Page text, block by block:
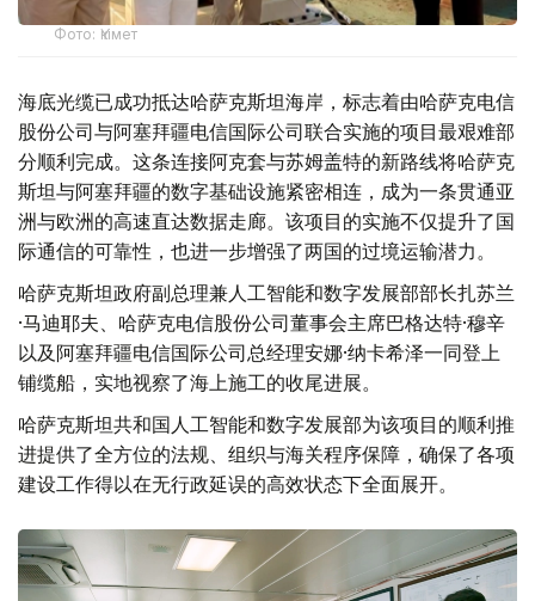
Фото: Үкімет
海底光缆已成功抵达哈萨克斯坦海岸，标志着由哈萨克电信
股份公司与阿塞拜疆电信国际公司联合实施的项目最艰难部
分顺利完成。这条连接阿克套与苏姆盖特的新路线将哈萨克
斯坦与阿塞拜疆的数字基础设施紧密相连，成为一条贯通亚
洲与欧洲的高速直达数据走廊。该项目的实施不仅提升了国
际通信的可靠性，也进一步增强了两国的过境运输潜力。
哈萨克斯坦政府副总理兼人工智能和数字发展部部长扎苏兰
·马迪耶夫、哈萨克电信股份公司董事会主席巴格达特·穆辛
以及阿塞拜疆电信国际公司总经理安娜·纳卡希泽一同登上
铺缆船，实地视察了海上施工的收尾进展。
哈萨克斯坦共和国人工智能和数字发展部为该项目的顺利推
进提供了全方位的法规、组织与海关程序保障，确保了各项
建设工作得以在无行政延误的高效状态下全面展开。